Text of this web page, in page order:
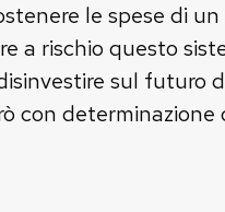
le spese di un
a rischio questo
sul futuro
con determinazione